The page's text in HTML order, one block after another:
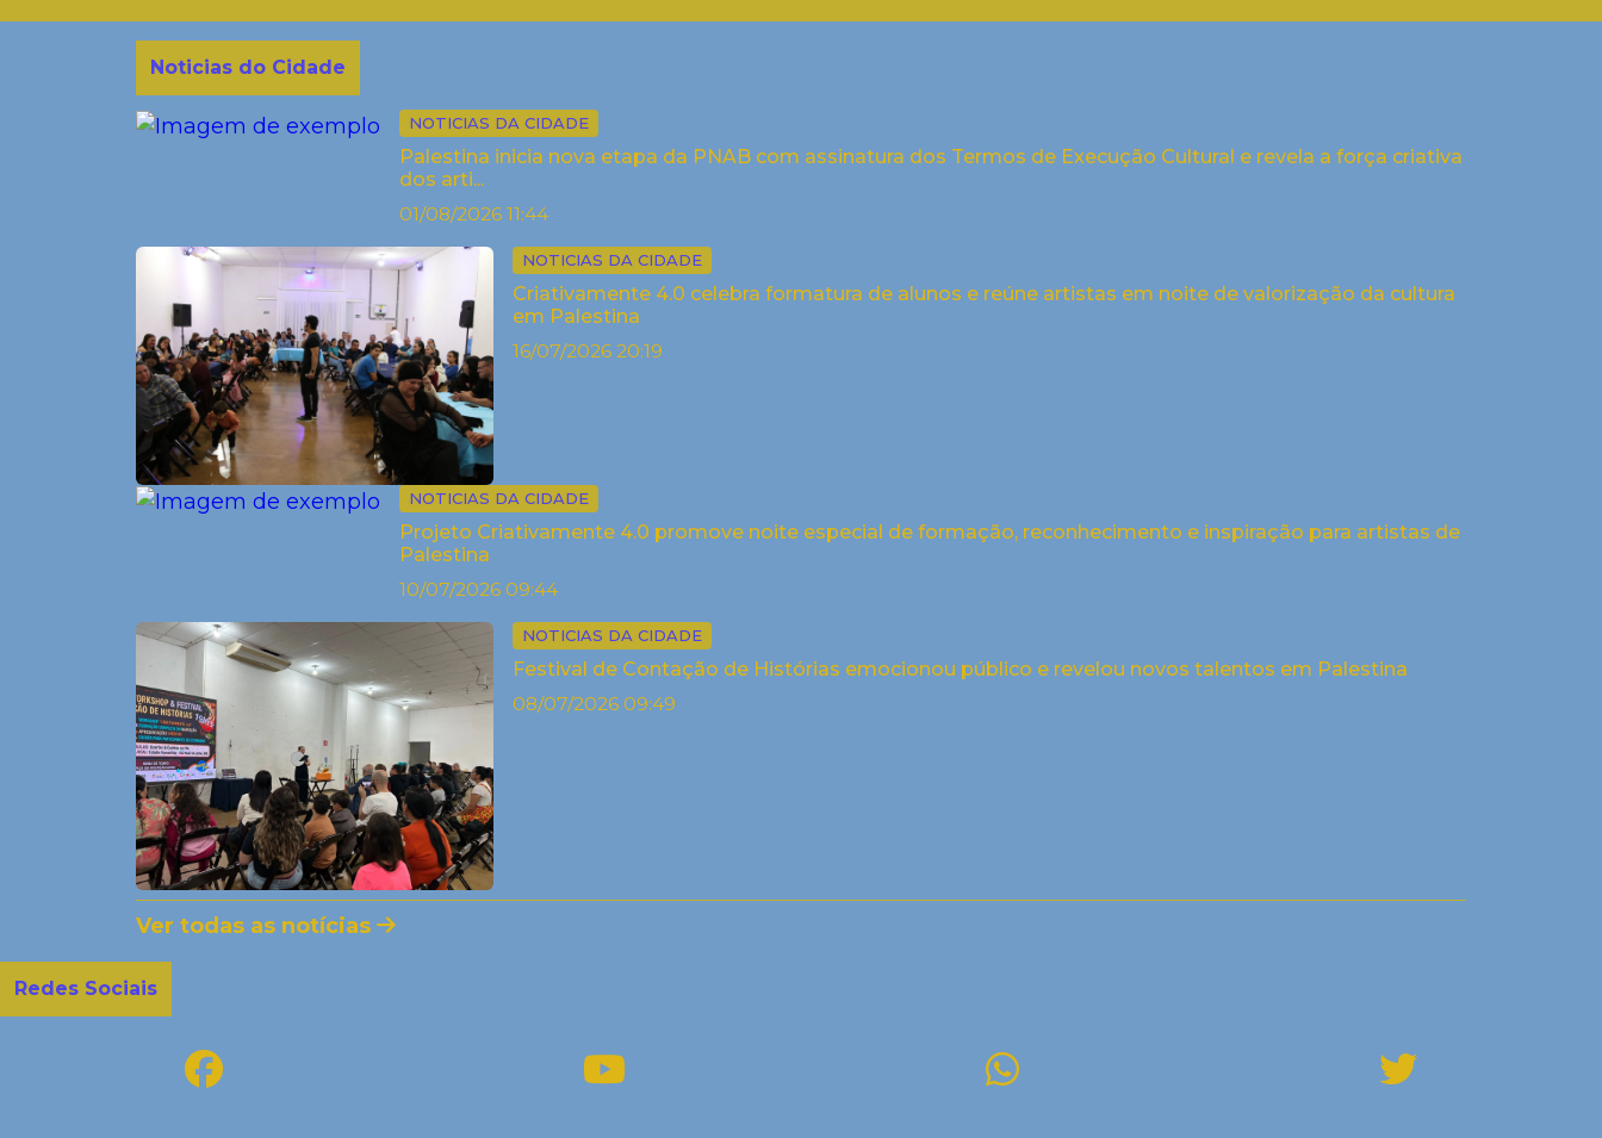
Noticias do Cidade
NOTICIAS DA CIDADE
Palestina inicia nova etapa da PNAB com assinatura dos Termos de Execução Cultural e revela a força criativa
dos arti...
01/08/2026 11:44
NOTICIAS DA CIDADE
Criativamente 4.0 celebra formatura de alunos e reúne artistas em noite de valorização da cultura
em Palestina
16/07/2026 20:19
NOTICIAS DA CIDADE
Projeto Criativamente 4.0 promove noite especial de formação, reconhecimento e inspiração para artistas de
Palestina
10/07/2026 09:44
NOTICIAS DA CIDADE
Festival de Contação de Histórias emocionou público e revelou novos talentos em Palestina
08/07/2026 09:49
Ver todas as notícias
Redes Sociais